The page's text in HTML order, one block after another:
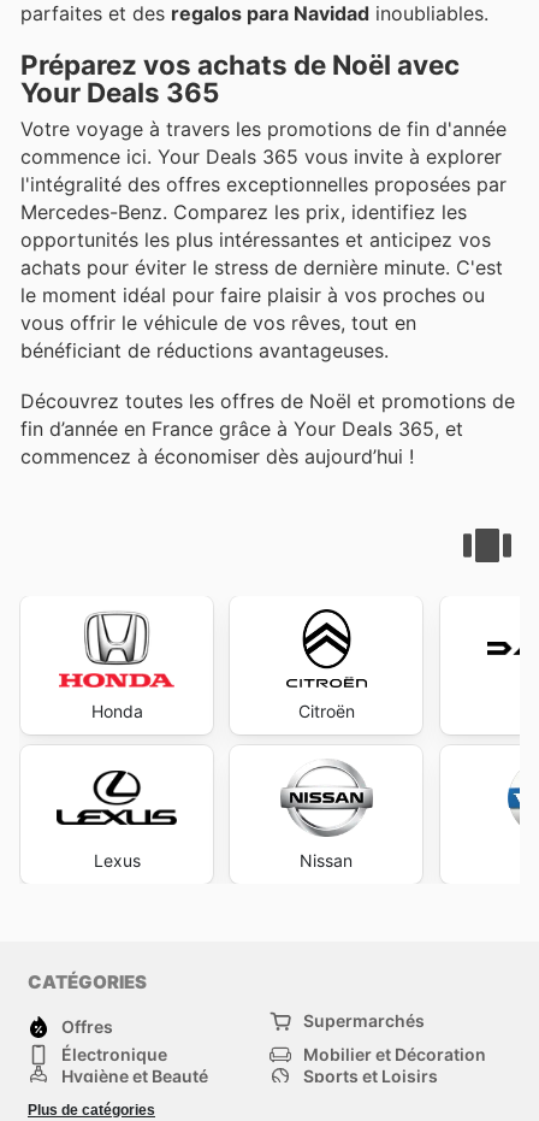
parfaites et des regalos para Navidad inoubliables.
Préparez vos achats de Noël avec
Your Deals 365
Votre voyage à travers les promotions de fin d'année
commence ici. Your Deals 365 vous invite à explorer
l'intégralité des offres exceptionnelles proposées par
Mercedes-Benz. Comparez les prix, identifiez les
opportunités les plus intéressantes et anticipez vos
achats pour éviter le stress de dernière minute. C'est
le moment idéal pour faire plaisir à vos proches ou
vous offrir le véhicule de vos rêves, tout en
bénéficiant de réductions avantageuses.
Découvrez toutes les offres de Noël et promotions de
fin d’année en France grâce à Your Deals 365, et
commencez à économiser dès aujourd’hui !
Honda
Lexus
Citroën
Nissan
CATÉGORIES
Offres
Supermarchés
Électronique
Mobilier et Décoration
Hygiène et Beauté
Sports et Loisirs
Mode
Plus de catégories